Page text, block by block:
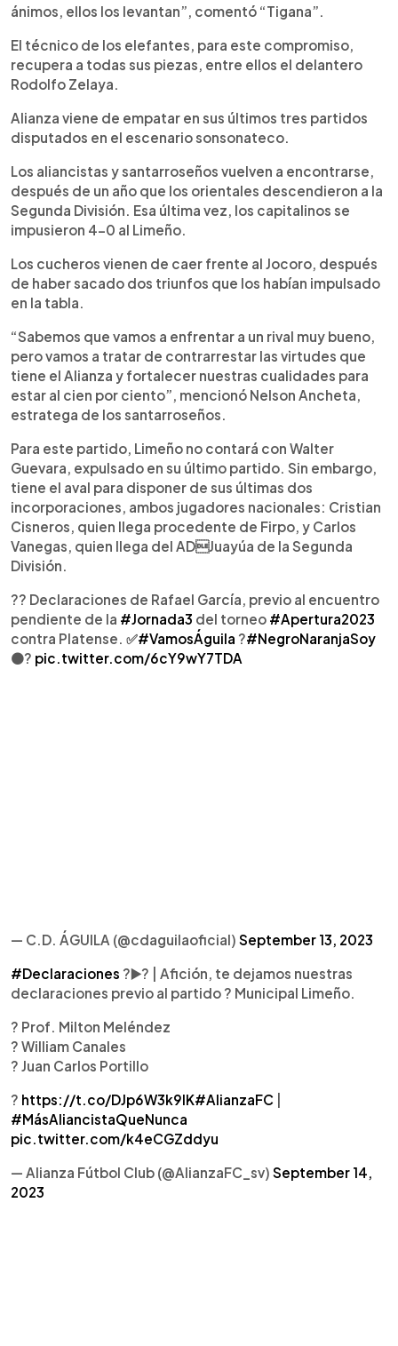
ánimos, ellos los levantan”, comentó “Tigana”.
El técnico de los elefantes, para este compromiso,
recupera a todas sus piezas, entre ellos el delantero
Rodolfo Zelaya.
Alianza viene de empatar en sus últimos tres partidos
disputados en el escenario sonsonateco.
Los aliancistas y santarroseños vuelven a encontrarse,
después de un año que los orientales descendieron a la
Segunda División. Esa última vez, los capitalinos se
impusieron 4-0 al Limeño.
Los cucheros vienen de caer frente al Jocoro, después
de haber sacado dos triunfos que los habían impulsado
en la tabla.
“Sabemos que vamos a enfrentar a un rival muy bueno,
pero vamos a tratar de contrarrestar las virtudes que
tiene el Alianza y fortalecer nuestras cualidades para
estar al cien por ciento”, mencionó Nelson Ancheta,
estratega de los santarroseños.
Para este partido, Limeño no contará con Walter
Guevara, expulsado en su último partido. Sin embargo,
tiene el aval para disponer de sus últimas dos
incorporaciones, ambos jugadores nacionales: Cristian
Cisneros, quien llega procedente de Firpo, y Carlos
Vanegas, quien llega del ADJuayúa de la Segunda
División.
?️? Declaraciones de Rafael García, previo al encuentro
pendiente de la #Jornada3 del torneo #Apertura2023
contra Platense. ✅#VamosÁguila ?#NegroNaranjaSoy
⚫️? pic.twitter.com/6cY9wY7TDA
— C.D. ÁGUILA (@cdaguilaoficial) September 13, 2023
#Declaraciones ?▶️?️ | Afición, te dejamos nuestras
declaraciones previo al partido ? Municipal Limeño.
?️ Prof. Milton Meléndez
?️ William Canales
?️ Juan Carlos Portillo
? https://t.co/DJp6W3k9lK#AlianzaFC
#MásAliancistaQueNunca
pic.twitter.com/k4eCGZddyu
— Alianza Fútbol Club (@AlianzaFC_sv) September 14,
2023